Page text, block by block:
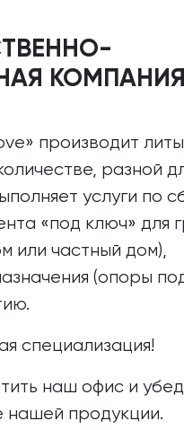
КОМПАНИЯ
производит
разной
услуги по
«под ключ» для
или частный дом),
(опоры
специализация!
наш офис и
нашей продукции.